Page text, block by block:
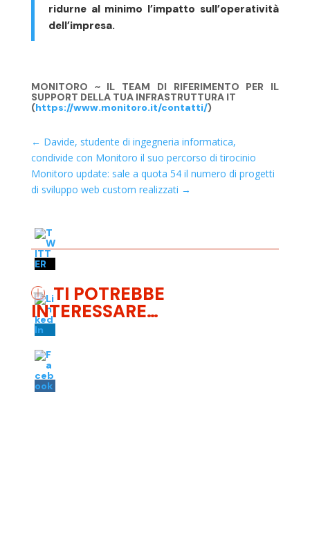
ridurne al minimo l’impatto sull’operatività
dell’impresa.
MONITORO ~ IL TEAM DI RIFERIMENTO PER IL
SUPPORT DELLA TUA INFRASTRUTTURA IT
(https://www.monitoro.it/contatti/)
← Davide, studente di ingegneria informatica,
condivide con Monitoro il suo percorso di tirocinio
Monitoro update: sale a quota 54 il numero di progetti
di sviluppo web custom realizzati →
TI POTREBBE
INTERESSARE…